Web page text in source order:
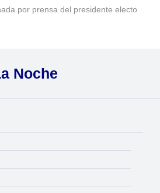
por prensa del presidente electo
Noche